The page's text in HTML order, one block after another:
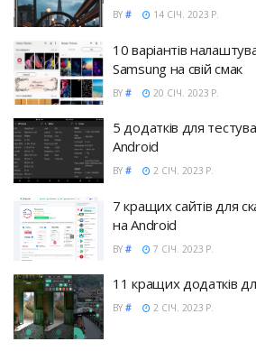
BY # 14 СІЧ. 2023 Р.
10 варіантів
Samsung на свій смак
BY # 20 СІЧ. 2023 Р.
5 додатків для
Android
BY # 2 СІЧ. 2023 Р.
7 кращих сайтів для
на Android
BY # 7 СІЧ. 2023 Р.
11 кращих додатків
BY # 2 СІЧ. 2023 Р.